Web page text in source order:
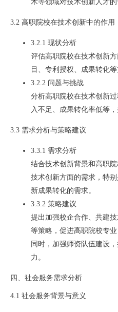
术等领域对技术创新人才的
3.2 高职院校在技术创新中的作用
3.2.1 现状分析
评估高职院校在技术创新
目、专利授权、成果转化等
3.2.2 问题与挑战
分析高职院校在技术创新
入不足、成果转化率低等
3.3 需求分析与策略建议
3.3.1 需求分析
结合技术创新背景和高职
技术创新方面的需求，特
新成果转化的需求。
3.3.2 策略建议
提出加强校企合作、共建
等策略，促进高职院校专
同时，加强师资队伍建设
力。
四、社会服务需求分析
4.1 社会服务背景与意义